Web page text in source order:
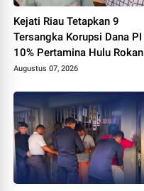
Kejati Riau Tetapkan 9
Tersangka Korupsi Dana PI
10% Pertamina Hulu Rokan
Augustus 07, 2026